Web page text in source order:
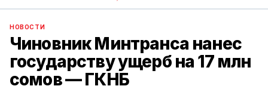
Economist.kg
НОВОСТИ
Чиновник Минтранса нанес
государству ущерб на 17 млн
сомов — ГКНБ